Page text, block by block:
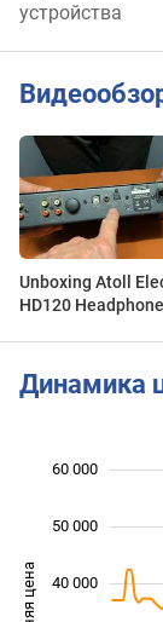
устройства
Unboxing Atoll
HD120 Headphone
Динамика
40 000
60 000
50 000